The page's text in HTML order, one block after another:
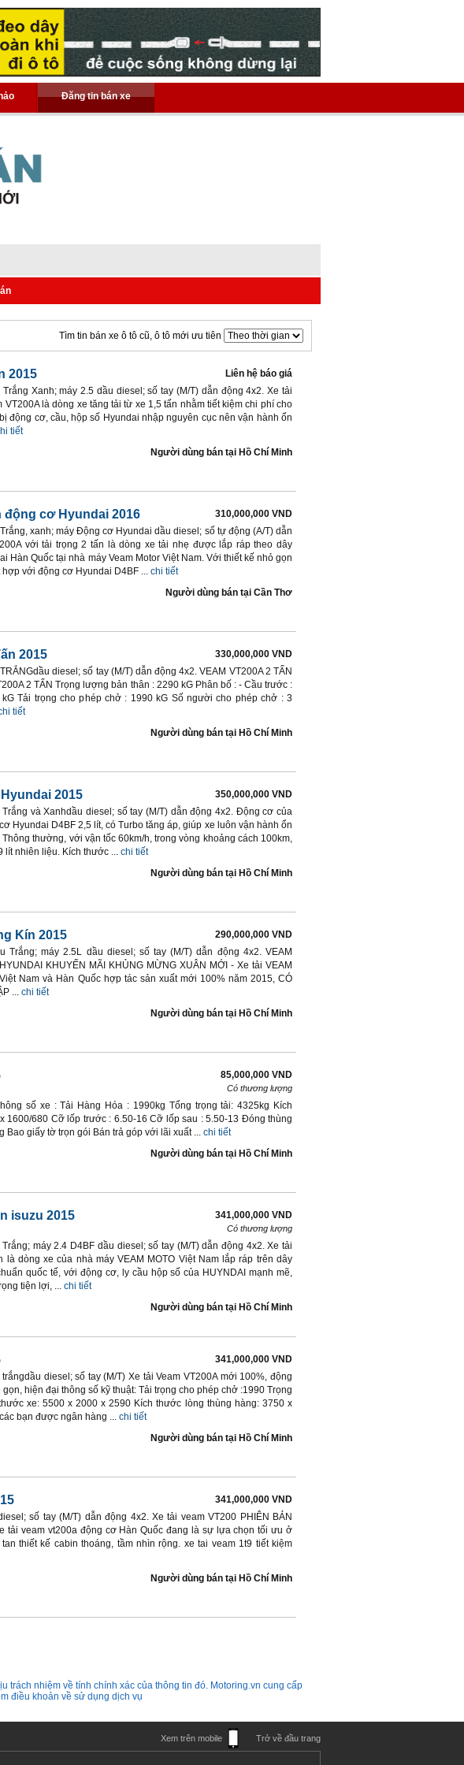
Đăng tin bán xe
Tìm tin bán xe ô tô cũ, ô tô mới ưu tiên
2015
Liên hệ báo giá
Xanh; máy 2.5 dầu diesel; số tay (M/T) dẫn động 4x2. Xe tải
VT200A là dòng xe tăng tải từ xe 1,5 tấn nhằm tiết kiệm chi phí cho
động cơ, cầu, hộp số Hyundai nhập nguyên cục nên vận hành ổn
tiết
Người dùng bán tại Hồ Chí Minh
động cơ Hyundai 2016
310,000,000 VND
xanh; máy Động cơ Hyundai dầu diesel; số tự động (A/T) dẫn
với tải trọng 2 tấn là dòng xe tải nhẹ được lắp ráp theo dây
Hàn Quốc tại nhà máy Veam Motor Việt Nam. Với thiết kế nhỏ gọn
với động cơ Hyundai D4BF ... chi tiết
Người dùng bán tại Cần Thơ
2015
330,000,000 VND
diesel; số tay (M/T) dẫn động 4x2. VEAM VT200A 2 TẤN
2 TẤN Trọng lượng bản thân : 2290 kG Phân bố : - Cầu trước :
Tải trọng cho phép chở : 1990 kG Số người cho phép chở : 3
tiết
Người dùng bán tại Hồ Chí Minh
2015
350,000,000 VND
và Xanhdầu diesel; số tay (M/T) dẫn động 4x2. Động cơ của
Hyundai D4BF 2,5 lít, có Turbo tăng áp, giúp xe luôn vận hành ổn
thường, với vận tốc 60km/h, trong vòng khoảng cách 100km,
lít nhiên liệu. Kích thước ... chi tiết
Người dùng bán tại Hồ Chí Minh
Kín 2015
290,000,000 VND
Trắng; máy 2.5L dầu diesel; số tay (M/T) dẫn động 4x2. VEAM
KHUYẾN MÃI KHỦNG MỪNG XUÂN MỚI - Xe tải VEAM
Nam và Hàn Quốc hợp tác sản xuất mới 100% năm 2015, CÓ
... chi tiết
Người dùng bán tại Hồ Chí Minh
85,000,000 VND
Có thương lượng
số xe : Tải Hàng Hóa : 1990kg Tổng trọng tải: 4325kg Kích
1600/680 Cỡ lốp trước : 6.50-16 Cỡ lốp sau : 5.50-13 Đóng thùng
Bao giấy tờ trọn gói Bán trả góp với lãi xuất ... chi tiết
Người dùng bán tại Hồ Chí Minh
isuzu 2015 341,000,000 VND
Có thương lượng
máy 2.4 D4BF dầu diesel; số tay (M/T) dẫn động 4x2. Xe tải
là dòng xe của nhà máy VEAM MOTO Việt Nam lắp ráp trên dây
quốc tế, với động cơ, ly cầu hộp số của HUYNDAI mạnh mẽ,
tiện lợi, ... chi tiết
Người dùng bán tại Hồ Chí Minh
341,000,000 VND
diesel; số tay (M/T) Xe tải Veam VT200A mới 100%, động
hiện đại thông số kỹ thuật: Tải trọng cho phép chở :1990 Trọng
xe: 5500 x 2000 x 2590 Kích thước lòng thùng hàng: 3750 x
bạn được ngân hàng ... chi tiết
Người dùng bán tại Hồ Chí Minh
341,000,000 VND
số tay (M/T) dẫn động 4x2. Xe tải veam VT200 PHIÊN BẢN
tải veam vt200a động cơ Hàn Quốc đang là sự lựa chọn tối ưu ở
thiết kế cabin thoáng, tầm nhìn rộng. xe tai veam 1t9 tiết kiệm
Người dùng bán tại Hồ Chí Minh
nhiệm về tính chính xác của thông tin đó. Motoring.vn cung cấp
điều khoản về sử dụng dịch vụ
Xem trên mobile Trở về đầu trang